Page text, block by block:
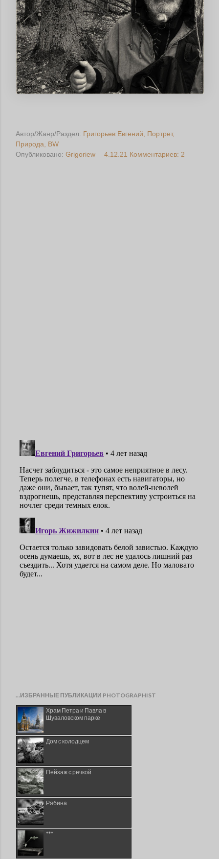
Автор/Жанр/Раздел: Григорьев Евгений
Портрет
Природа
BW
Опубликовано: Grigoriew 4.12.21 Комментариев: 2
...ИЗБРАННЫЕ ПУБЛИКАЦИИ PHOTOGRAPHIST
Храм Петра и Павла в
Шуваловском парке
Дом с колодцем
Пейзаж с речкой
Рябина
***